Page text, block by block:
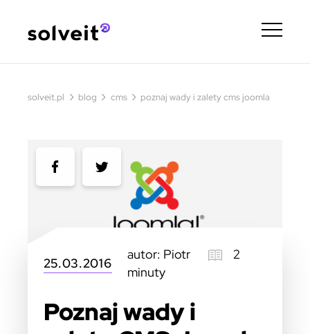
solveit.pl › blog › cms › poznaj wady i zalety cms joomla
25.03.2016
autor: Piotr
2
minuty
Poznaj wady i